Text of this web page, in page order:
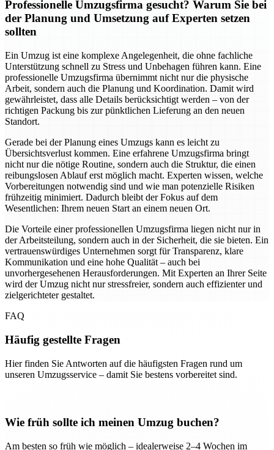
Professionelle Umzugsfirma gesucht? Warum Sie bei
der Planung und Umsetzung auf Experten setzen
sollten
Ein Umzug ist eine komplexe Angelegenheit, die ohne fachliche
Unterstützung schnell zu Stress und Unbehagen führen kann. Eine
professionelle Umzugsfirma übernimmt nicht nur die physische
Arbeit, sondern auch die Planung und Koordination. Damit wird
gewährleistet, dass alle Details berücksichtigt werden – von der
richtigen Packung bis zur pünktlichen Lieferung an den neuen
Standort.
Gerade bei der Planung eines Umzugs kann es leicht zu
Übersichtsverlust kommen. Eine erfahrene Umzugsfirma bringt
nicht nur die nötige Routine, sondern auch die Struktur, die einen
reibungslosen Ablauf erst möglich macht. Experten wissen, welche
Vorbereitungen notwendig sind und wie man potenzielle Risiken
frühzeitig minimiert. Dadurch bleibt der Fokus auf dem
Wesentlichen: Ihrem neuen Start an einem neuen Ort.
Die Vorteile einer professionellen Umzugsfirma liegen nicht nur in
der Arbeitsteilung, sondern auch in der Sicherheit, die sie bieten. Ein
vertrauenswürdiges Unternehmen sorgt für Transparenz, klare
Kommunikation und eine hohe Qualität – auch bei
unvorhergesehenen Herausforderungen. Mit Experten an Ihrer Seite
wird der Umzug nicht nur stressfreier, sondern auch effizienter und
zielgerichteter gestaltet.
FAQ
Häufig gestellte Fragen
Hier finden Sie Antworten auf die häufigsten Fragen rund um
unseren Umzugsservice – damit Sie bestens vorbereitet sind.
Wie früh sollte ich meinen Umzug buchen?
Am besten so früh wie möglich – idealerweise 2–4 Wochen im